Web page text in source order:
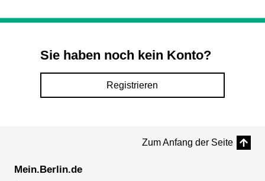
Sie haben noch kein Konto?
Registrieren
Zum Anfang der Seite
Mein.Berlin.de